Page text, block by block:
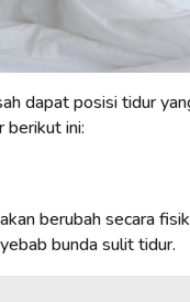
dapat posisi tidur
berikut ini:
berubah secara
bunda sulit tidur.